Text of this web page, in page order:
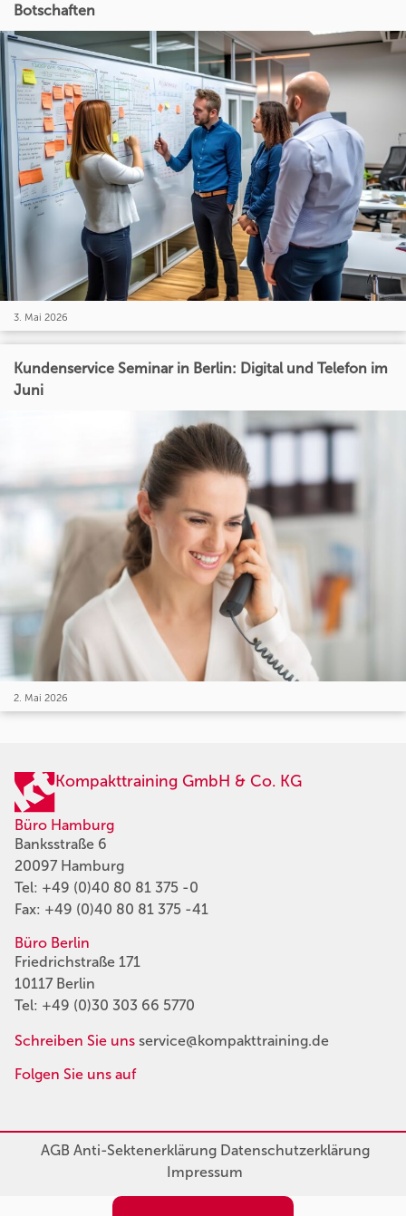
Botschaften
3. Mai 2026
Kundenservice Seminar in Berlin: Digital und Telefon im
Juni
2. Mai 2026
Kompakttraining GmbH & Co. KG
Büro Hamburg
Banksstraße 6
20097 Hamburg
Tel: +49 (0)40 80 81 375 -0
Fax: +49 (0)40 80 81 375 -41
Büro Berlin
Friedrichstraße 171
10117 Berlin
Tel: +49 (0)30 303 66 5770
Schreiben Sie uns service@kompakttraining.de
Folgen Sie uns auf
AGBAnti-SektenerklärungDatenschutzerklärung
Impressum